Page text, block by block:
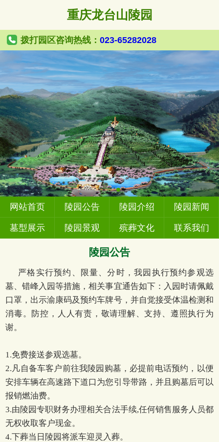
重庆龙台山陵园
拨打园区咨询热线： 023-65282028
网站首页 陵园公告 陵园介绍 陵园新闻
墓型展示 陵园景观 殡葬文化 联系我们
陵园公告
严格实行预约、限量、分时，我园执行预约参观选
墓、错峰入园等措施，相关事宜通告如下：入园时请佩戴
口罩，出示渝康码及预约车牌号，并自觉接受体温检测和
消毒。防控，人人有责，敬请理解、支持、遵照执行为
谢。
1.免费接送参观选墓。
2.凡自备车客户前往我陵园购墓，必提前电话预约，以便
安排车辆在高速路下道口为您引导带路，并且购墓后可以
报销燃油费。
3.由陵园专职财务办理相关合法手续,任何销售服务人员都
无权收取客户现金。
4.下葬当日陵园将派车迎灵入葬。